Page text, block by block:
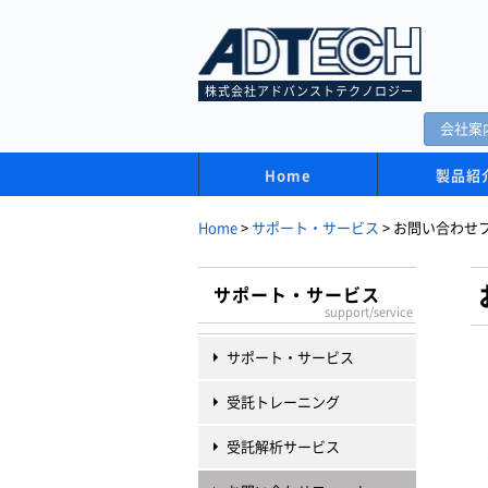
株式会社アドバンストテクノロジー
会社案
Home 製品紹
Home > サポート・サービス > お問い合わせ
サポート・サービス
support/service
サポート・サービス
受託トレーニング
受託解析サービス